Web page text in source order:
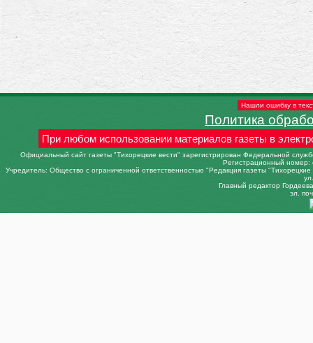
Нашли ошибку в
Политика
При любом использовании материалов газеты в
Официальный сайт газеты "Тихорецкие вести" зарегистрирован Федеральной
Регистрационный
Учредитель: Общество с ограниченной ответственностью "Редакция газеты
Главный редактор
эл.